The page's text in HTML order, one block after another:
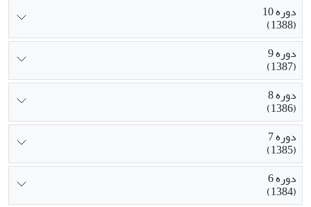
دوره 10
(1388)
دوره 9
(1387)
دوره 8
(1386)
دوره 7
(1385)
دوره 6
(1384)